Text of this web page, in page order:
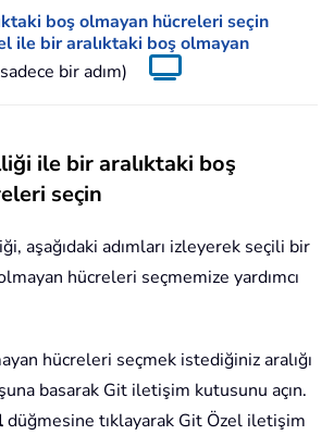
boş olmayan hücreleri seçin
ile bir aralıktaki boş olmayan
bir adım)
ile bir aralıktaki boş
seçin
aşağıdaki adımları izleyerek seçili bir
hücreleri seçmemize yardımcı
hücreleri seçmek istediğiniz aralığı
basarak Git iletişim kutusunu açın.
düğmesine tıklayarak Git Özel iletişim